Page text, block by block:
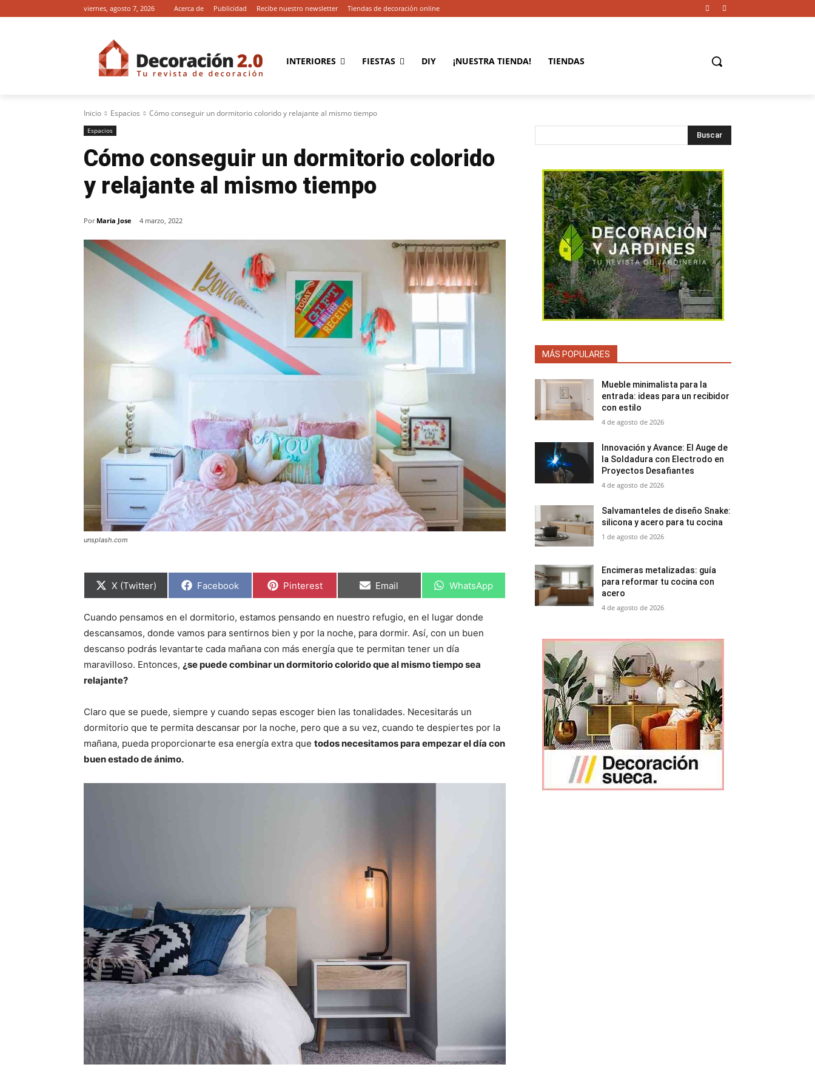
viernes, agosto 7, 2026 Acerca de Publicidad Recibe nuestro newsletter Tiendas de decoración online
INTERIORES FIESTAS DIY ¡NUESTRA TIENDA! TIENDAS
Inicio Espacios Cómo conseguir un dormitorio colorido y relajante al mismo tiempo
Espacios
Cómo conseguir un dormitorio colorido
y relajante al mismo tiempo
Por Maria Jose 4 marzo, 2022
unsplash.com
C
p
a
r
t
i
e
n
X (Twitter) C
a
r
t
i
e
Facebook C
a
r
t
i
e
Pinterest C
a
r
t
i
e
Email C
a
r
t
i
e
WhatsApp
Cuando pensamos en el dormitorio, estamos pensando en nuestro refugio, en el lugar donde
descansamos, donde vamos para sentirnos bien y por la noche, para dormir. Así, con un buen
descanso podrás levantarte cada mañana con más energía que te permitan tener un día
maravilloso. Entonces, ¿se puede combinar un dormitorio colorido que al mismo tiempo sea
relajante?
Claro que se puede, siempre y cuando sepas escoger bien las tonalidades. Necesitarás un
dormitorio que te permita descansar por la noche, pero que a su vez, cuando te despiertes por la
mañana, pueda proporcionarte esa energía extra que todos necesitamos para empezar el día con
buen estado de ánimo.
Buscar
MÁS POPULARES
Mueble minimalista para la
entrada: ideas para un recibidor
con estilo
4 de agosto de 2026
Innovación y Avance: El Auge de
la Soldadura con Electrodo en
Proyectos Desafiantes
4 de agosto de 2026
Salvamanteles de diseño Snake:
silicona y acero para tu cocina
1 de agosto de 2026
Encimeras metalizadas: guía
para reformar tu cocina con
acero
4 de agosto de 2026